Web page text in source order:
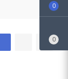
0
0